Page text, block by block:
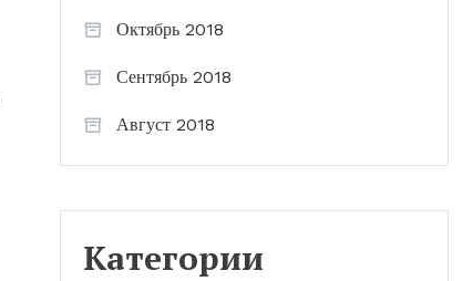
Октябрь 2018
Сентябрь 2018
Август 2018
Категории